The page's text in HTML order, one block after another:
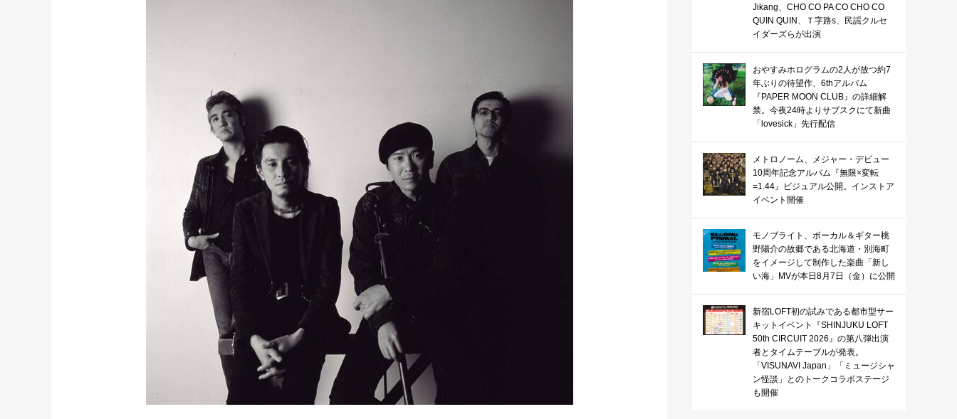
Jikang、CHO CO PA CO CHO CO
QUIN QUIN、Ｔ字路s、民謡クルセ
イダーズらが出演
おやすみホログラムの2人が放つ約7
年ぶりの待望作、6thアルバム
『PAPER MOON CLUB』の詳細解
禁。今夜24時よりサブスクにて新曲
「lovesick」先行配信
メトロノーム、メジャー・デビュー
10周年記念アルバム『無限×変転
=1.44』ビジュアル公開。インストア
イベント開催
モノブライト、ボーカル＆ギター桃
野陽介の故郷である北海道・別海町
をイメージして制作した楽曲「新し
い海」MVが本日8月7日（金）に公開
新宿LOFT初の試みである都市型サー
キットイベント『SHINJUKU LOFT
50th CIRCUIT 2026』の第八弾出演
者とタイムテーブルが発表。
「VISUNAVI Japan」「ミュージシャ
ン怪談」とのトークコラボステージ
も開催